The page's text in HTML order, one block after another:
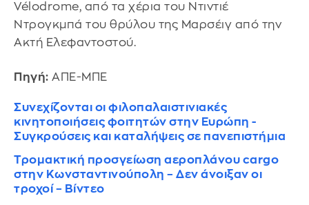
Vélodrome, από τα χέρια του Ντιντιέ
Ντρογκμπά του θρύλου της Μαρσέιγ από την
Ακτή Ελεφαντοστού.
Πηγή: ΑΠΕ-ΜΠΕ
Συνεχίζονται οι φιλοπαλαιστινιακές
κινητοποιήσεις φοιτητών στην Ευρώπη -
Συγκρούσεις και καταλήψεις σε πανεπιστήμια
Τρομακτική προσγείωση αεροπλάνου cargo
στην Κωνσταντινούπολη – Δεν άνοιξαν οι
τροχοί – Βίντεο